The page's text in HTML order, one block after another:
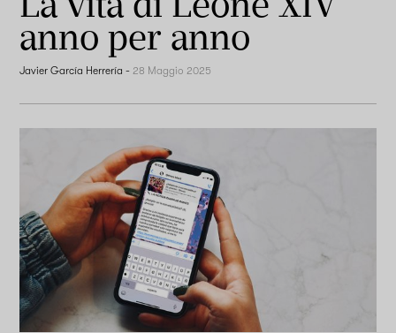
anno per anno
Javier García Herrería -28 Maggio 2025